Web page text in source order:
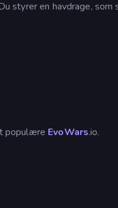
styrer en havdrage,
populære EvoWars.io.